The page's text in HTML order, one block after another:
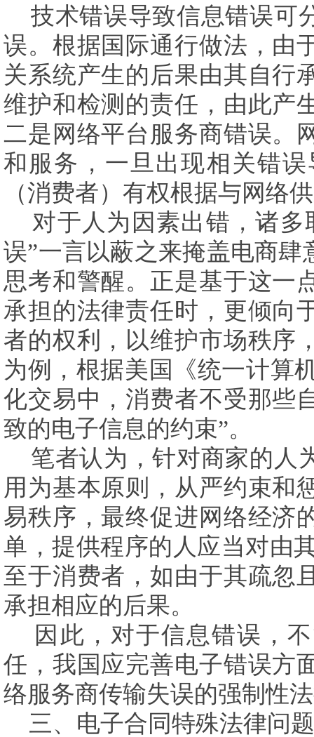
技术错误导致信息错误可
误。根据国际通行做法，由
关系统产生的后果由其自行
维护和检测的责任，由此产
二是网络平台服务商错误。
和服务，一旦出现相关错
（消费者）有权根据与网络
对于人为因素出错，诸
误”一言以蔽之来掩盖电商
思考和警醒。正是基于这一
承担的法律责任时，更倾向
者的权利，以维护市场秩序
为例，根据美国《统一计算
化交易中，消费者不受那些
致的电子信息的约束”。
笔者认为，针对商家的人
用为基本原则，从严约束和
易秩序，最终促进网络经济
单，提供程序的人应当对由
至于消费者，如由于其疏忽
承担相应的后果。
因此，对于信息错误，
任，我国应完善电子错误方
络服务商传输失误的强制性
三、电子合同特殊法律问